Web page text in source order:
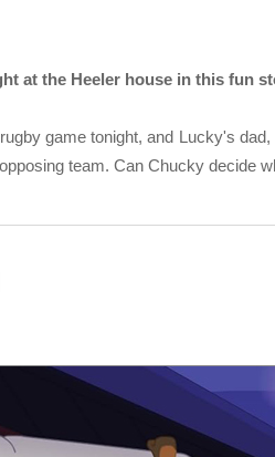
at the Heeler house in this fun
game tonight, and Lucky's
team. Can Chucky decide